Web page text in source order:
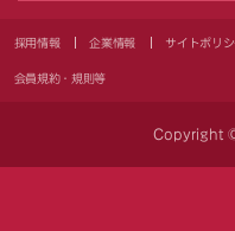
採用情報 企業情報 サイトポリ
会員規約・規則等
Copyright